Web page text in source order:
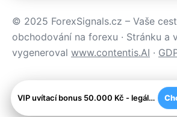
© 2025 ForexSignals.cz – Vaše
obchodování na forexu · Stránku a
vygeneroval www.contentis.AI ·
VIP uvítací bonus 50.000 Kč - legální české kasíno